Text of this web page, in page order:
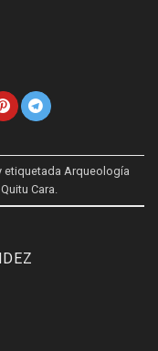
etiquetada Arqueología
Quitu Cara